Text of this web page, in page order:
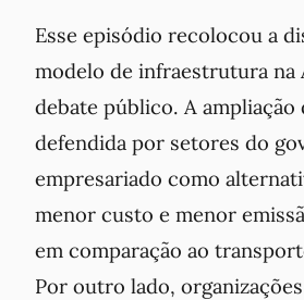
Esse episódio recolocou a
modelo de infraestrutura na
debate público. A ampliação
defendida por setores do
empresariado como
menor custo e menor
em comparação ao
Por outro lado,